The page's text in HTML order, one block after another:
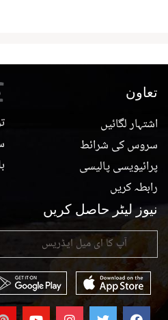
تعاون
اشتہار لگائیں
سروس کی شرائط
پرائیویسی پالیسی
رابطہ کریں
نیوز لیٹر حاصل کریں